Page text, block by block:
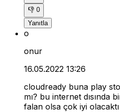
👎 0
Yanıtla
o
onur
16.05.2022 13:26
cloudready buna play
mı? bu internet dısında
falan olsa çok iyi olacaktı